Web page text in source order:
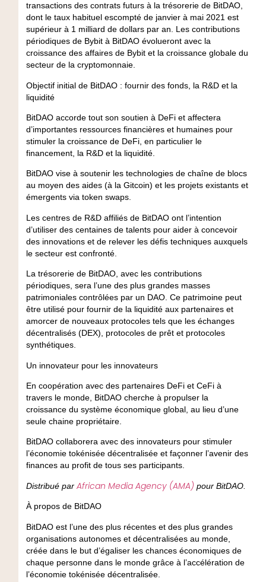
transactions des contrats futurs à la trésorerie de BitDAO,
dont le taux habituel escompté de janvier à mai 2021 est
supérieur à 1 milliard de dollars par an. Les contributions
périodiques de Bybit à BitDAO évolueront avec la
croissance des affaires de Bybit et la croissance globale du
secteur de la cryptomonnaie.
Objectif initial de BitDAO : fournir des fonds, la R&D et la
liquidité
BitDAO accorde tout son soutien à DeFi et affectera
d’importantes ressources financières et humaines pour
stimuler la croissance de DeFi, en particulier le
financement, la R&D et la liquidité.
BitDAO vise à soutenir les technologies de chaîne de blocs
au moyen des aides (à la Gitcoin) et les projets existants et
émergents via token swaps.
Les centres de R&D affiliés de BitDAO ont l’intention
d’utiliser des centaines de talents pour aider à concevoir
des innovations et de relever les défis techniques auxquels
le secteur est confronté.
La trésorerie de BitDAO, avec les contributions
périodiques, sera l’une des plus grandes masses
patrimoniales contrôlées par un DAO. Ce patrimoine peut
être utilisé pour fournir de la liquidité aux partenaires et
amorcer de nouveaux protocoles tels que les échanges
décentralisés (DEX), protocoles de prêt et protocoles
synthétiques.
Un innovateur pour les innovateurs
En coopération avec des partenaires DeFi et CeFi à
travers le monde, BitDAO cherche à propulser la
croissance du système économique global, au lieu d’une
seule chaine propriétaire.
BitDAO collaborera avec des innovateurs pour stimuler
l’économie tokénisée décentralisée et façonner l’avenir des
finances au profit de tous ses participants.
Distribué par African Media Agency (AMA) pour BitDAO.
À propos de BitDAO
BitDAO est l’une des plus récentes et des plus grandes
organisations autonomes et décentralisées au monde,
créée dans le but d’égaliser les chances économiques de
chaque personne dans le monde grâce à l’accélération de
l’économie tokénisée décentralisée.